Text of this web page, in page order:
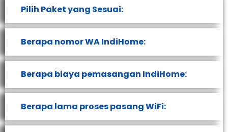
Pilih Paket yang Sesuai:
Berapa nomor WA IndiHome:
Berapa biaya pemasangan IndiHome:
Berapa lama proses pasang WiFi: